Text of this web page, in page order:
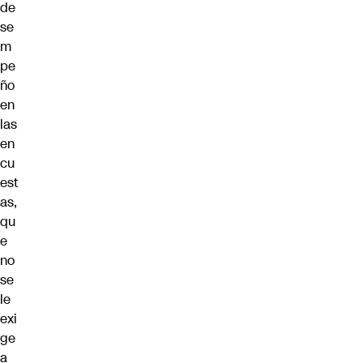
de
se
m
pe
ño
en
las
en
cu
est
as,
qu
e
no
se
le
exi
ge
a